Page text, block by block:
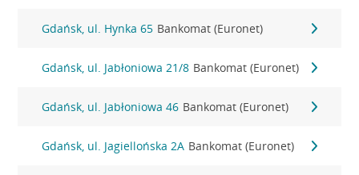
Gdańsk, ul. Hynka 65 Bankomat (Euronet)
Gdańsk, ul. Jabłoniowa 21/8 Bankomat (Euronet)
Gdańsk, ul. Jabłoniowa 46 Bankomat (Euronet)
Gdańsk, ul. Jagiellońska 2A Bankomat (Euronet)